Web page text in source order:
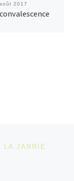
2017
LA JARRIE